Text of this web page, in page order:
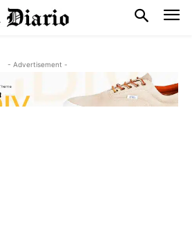
- Advertisement -